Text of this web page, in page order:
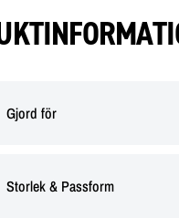
Gjord för
Storlek & Passform